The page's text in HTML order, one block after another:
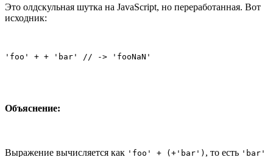
Это олдскульная шутка на JavaScript, но переработанная. Вот
исходник:
'foo' + + 'bar' // -> 'fooNaN'
Объяснение:
Выражение вычисляется как 'foo' + (+'bar') , то есть 'bar'